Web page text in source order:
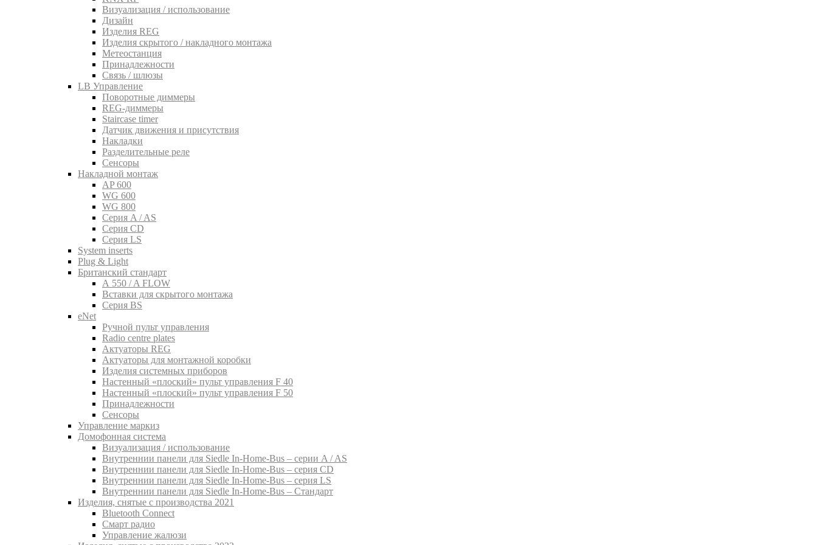
Визуализация / использование
Дизайн
Изделия REG
Изделия скрытого / накладного монтажа
Метеостанция
Принадлежности
Связь / шлюзы
LB Управление
Поворотные диммеры
REG-диммеры
Staircase timer
Датчик движения и присутствия
Накладки
Разделительные реле
Сенсоры
Накладной монтаж
AP 600
WG 600
WG 800
Серия A / AS
Серия CD
Серия LS
System inserts
Plug & Light
Британский стандарт
A 550 / A FLOW
Вставки для скрытого монтажа
Серия BS
eNet
Pучной пульт управления
Radio centre plates
Актуаторы REG
Актуаторы для монтажной коробки
Изделия системных приборов
Настенный «плоский» пульт управления F 40
Настенный «плоский» пульт управления F 50
Принадлежности
Сенсоры
Управление маркиз
Домофонная система
Визуализация / использование
Внутреннии панели для Siedle In-Home-Bus – серии A / AS
Внутреннии панели для Siedle In-Home-Bus – серия CD
Внутреннии панели для Siedle In-Home-Bus – серия LS
Внутреннии панели для Siedle In-Home-Bus – Стандарт
Изделия, снятые с производства 2021
Bluetooth Connect
Смарт радио
Управление жалюзи